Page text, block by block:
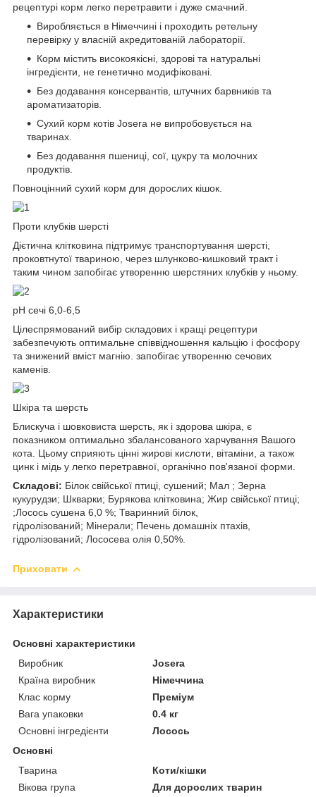
рецептурі корм легко перетравити і дуже смачний.
Виробляється в Німеччині і проходить ретельну
перевірку у власній акредитованій лабораторії.
Корм містить високоякісні, здорові та натуральні
інгредієнти, не генетично модифіковані.
Без додавання консервантів, штучних барвників та
ароматизаторів.
Сухий корм котів Josera не випробовується на
тваринах.
Без додавання пшениці, сої, цукру та молочних
продуктів.
Повноцінний сухий корм для дорослих кішок.
Проти клубків шерсті
Дієтична клітковина підтримує транспортування шерсті,
проковтнутої твариною, через шлунково-кишковий тракт і
таким чином запобігає утворенню шерстяних клубків у ньому.
рН сечі 6,0-6,5
Цілеспрямований вибір складових і кращі рецептури
забезпечують оптимальне співвідношення кальцію і фосфору
та знижений вміст магнію. запобігає утворенню сечових
каменів.
Шкіра та шерсть
Блискуча і шовковиста шерсть, як і здорова шкіра, є
показником оптимально збалансованого харчування Вашого
кота. Цьому сприяють цінні жирові кислоти, вітаміни, а також
цинк і мідь у легко перетравної, органічно пов'язаної форми.
Складові: Білок свійської птиці, сушений; Мал ; Зерна
кукурудзи; Шкварки; Бурякова клітковина; Жир свійської птиці;
;Лосось сушена 6,0 %; Тваринний білок,
гідролізований; Мінерали; Печень домашніх птахів,
гідролізований; Лососева олія 0,50%.
Приховати
Характеристики
Основні характеристики
Виробник
Josera
Країна виробник
Німеччина
Клас корму
Преміум
Вага упаковки
0.4 кг
Основні інгредієнти
Лосось
Основні
Тварина
Коти/кішки
Вікова група
Для дорослих тварин